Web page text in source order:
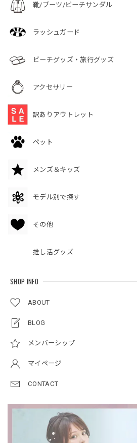
靴/ブーツ/ビーチサンダル
ラッシュガード
ビーチグッズ・旅行グッズ
アクセサリー
訳ありアウトレット
ペット
メンズ＆キッズ
モデル別で探す
その他
推し活グッズ
SHOP INFO
ABOUT
BLOG
メンバーシップ
マイページ
CONTACT